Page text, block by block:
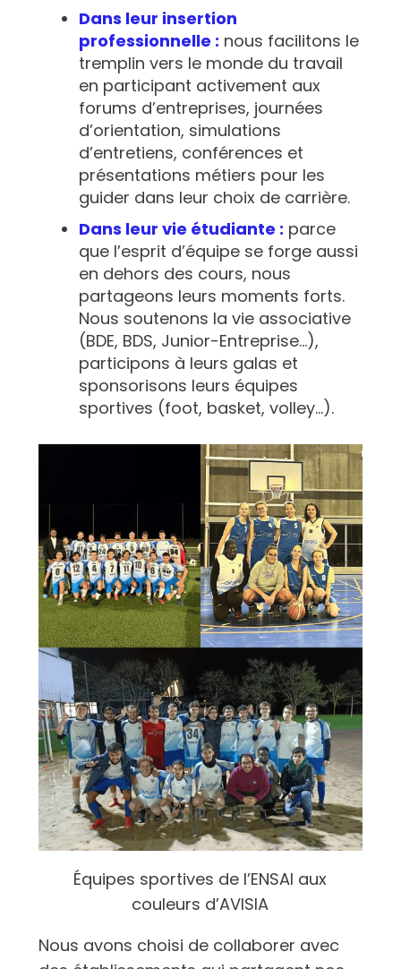
Dans leur insertion
professionnelle : nous facilitons le
tremplin vers le monde du travail
en participant activement aux
forums d’entreprises, journées
d’orientation, simulations
d’entretiens, conférences et
présentations métiers pour les
guider dans leur choix de carrière.
Dans leur vie étudiante : parce
que l’esprit d’équipe se forge aussi
en dehors des cours, nous
partageons leurs moments forts.
Nous soutenons la vie associative
(BDE, BDS, Junior-Entreprise…),
participons à leurs galas et
sponsorisons leurs équipes
sportives (foot, basket, volley…).
Équipes sportives de l’ENSAI aux
couleurs d’AVISIA
Nous avons choisi de collaborer avec